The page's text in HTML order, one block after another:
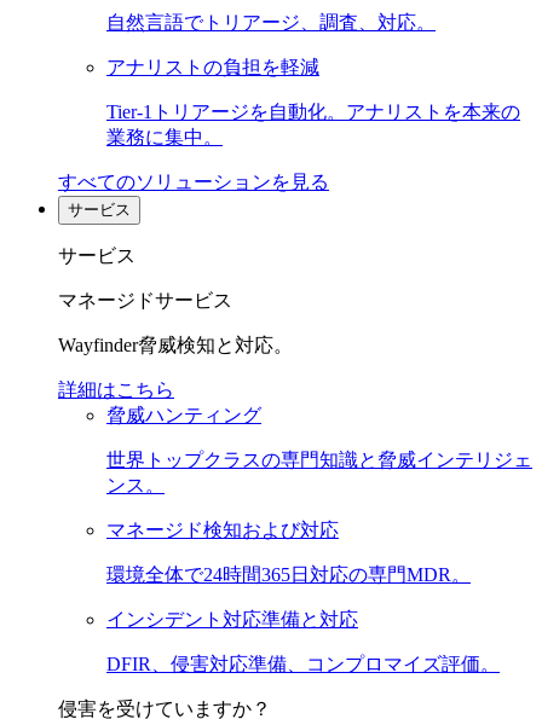
自然言語でトリアージ、調査、対応。
アナリストの負担を軽減
Tier-1トリアージを自動化。アナリストを本来の
業務に集中。
すべてのソリューションを見る
サービス
サービス
マネージドサービス
Wayfinder脅威検知と対応。
詳細はこちら
脅威ハンティング
世界トップクラスの専門知識と脅威インテリジェ
ンス。
マネージド検知および対応
環境全体で24時間365日対応の専門MDR。
インシデント対応準備と対応
DFIR、侵害対応準備、コンプロマイズ評価。
侵害を受けていますか？